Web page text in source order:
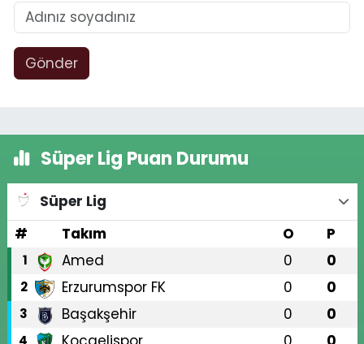
Gönder
Süper Lig Puan Durumu
Süper Lig
#
Takım O P
1 Amed 0 0
2 Erzurumspor FK 0 0
3 Başakşehir 0 0
4